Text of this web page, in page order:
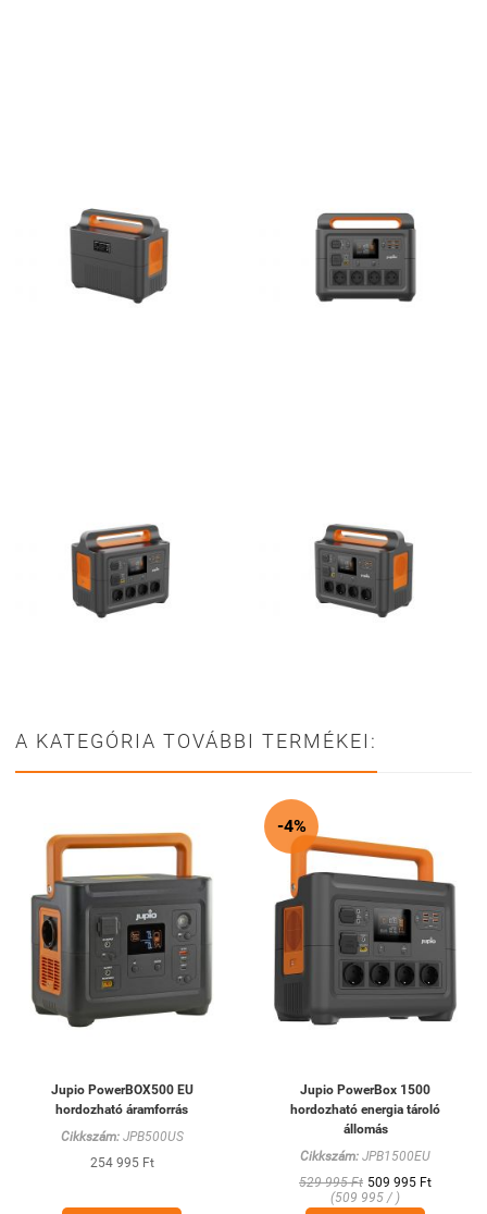
A KATEGÓRIA TOVÁBBI TERMÉKEI:
Jupio PowerBOX500 EU
hordozható áramforrás
Cikkszám:JPB500US
254 995 Ft
-4%
Jupio PowerBox 1500
hordozható energia tároló
állomás
Cikkszám: JPB1500EU
529 995 Ft 509 995 Ft
(509 995 / )